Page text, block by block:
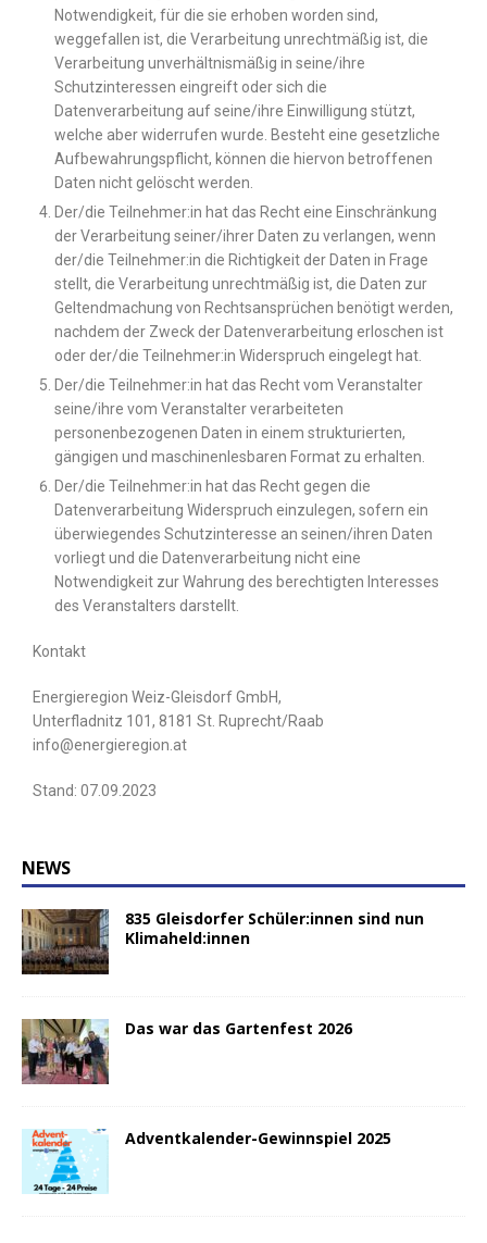
Notwendigkeit, für die sie erhoben worden sind,
weggefallen ist, die Verarbeitung unrechtmäßig ist, die
Verarbeitung unverhältnismäßig in seine/ihre
Schutzinteressen eingreift oder sich die
Datenverarbeitung auf seine/ihre Einwilligung stützt,
welche aber widerrufen wurde. Besteht eine gesetzliche
Aufbewahrungspflicht, können die hiervon betroffenen
Daten nicht gelöscht werden.
Der/die Teilnehmer:in hat das Recht eine Einschränkung
der Verarbeitung seiner/ihrer Daten zu verlangen, wenn
der/die Teilnehmer:in die Richtigkeit der Daten in Frage
stellt, die Verarbeitung unrechtmäßig ist, die Daten zur
Geltendmachung von Rechtsansprüchen benötigt werden,
nachdem der Zweck der Datenverarbeitung erloschen ist
oder der/die Teilnehmer:in Widerspruch eingelegt hat.
Der/die Teilnehmer:in hat das Recht vom Veranstalter
seine/ihre vom Veranstalter verarbeiteten
personenbezogenen Daten in einem strukturierten,
gängigen und maschinenlesbaren Format zu erhalten.
Der/die Teilnehmer:in hat das Recht gegen die
Datenverarbeitung Widerspruch einzulegen, sofern ein
überwiegendes Schutzinteresse an seinen/ihren Daten
vorliegt und die Datenverarbeitung nicht eine
Notwendigkeit zur Wahrung des berechtigten Interesses
des Veranstalters darstellt.
Kontakt
Energieregion Weiz-Gleisdorf GmbH,
Unterfladnitz 101, 8181 St. Ruprecht/Raab
info@energieregion.at
Stand: 07.09.2023
NEWS
835 Gleisdorfer Schüler:innen sind nun
Klimaheld:innen
Das war das Gartenfest 2026
Adventkalender-Gewinnspiel 2025